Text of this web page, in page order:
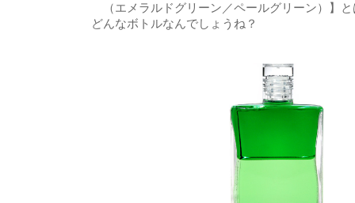
（エメラルドグリーン／ペールグリーン）】と
どんなボトルなんでしょうね？